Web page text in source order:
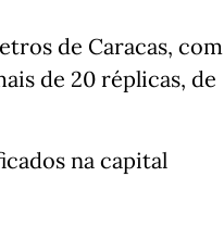
de Caracas, com
de 20 réplicas, de
na capital